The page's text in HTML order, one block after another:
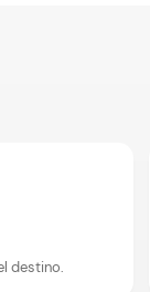
destino.